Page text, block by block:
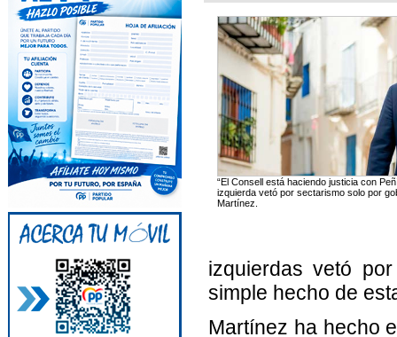
“El Consell está haciendo justicia con
izquierda vetó por sectarismo solo por
Martínez.
izquierdas vetó
simple hecho de
Martínez ha hecho